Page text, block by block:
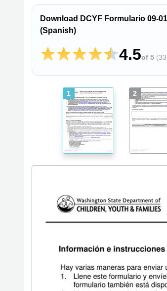
Download DCYF Formulario 09-
(Spanish)
4.5of 5 (
1 2